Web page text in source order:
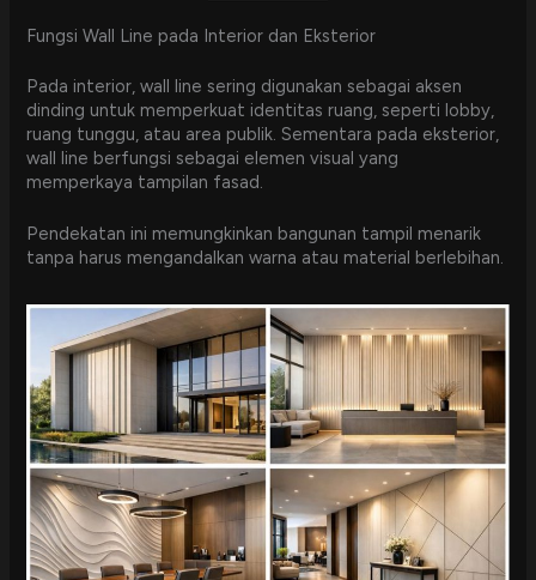
Fungsi Wall Line pada Interior dan Eksterior
Pada interior, wall line sering digunakan sebagai aksen
dinding untuk memperkuat identitas ruang, seperti lobby,
ruang tunggu, atau area publik. Sementara pada eksterior,
wall line berfungsi sebagai elemen visual yang
memperkaya tampilan fasad.
Pendekatan ini memungkinkan bangunan tampil menarik
tanpa harus mengandalkan warna atau material berlebihan.